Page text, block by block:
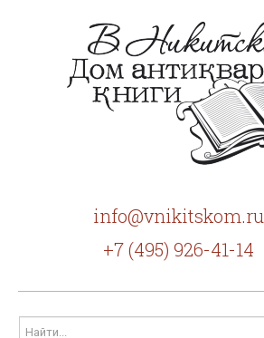
info@vnikitskom.ru
+7 (495) 926-41-14